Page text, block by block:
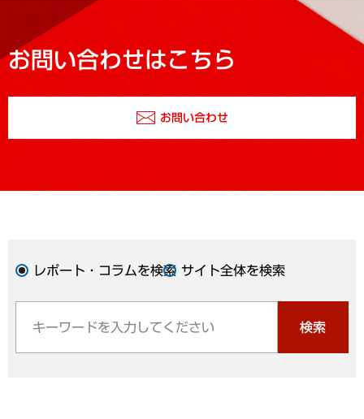
お問い合わせはこちら
お問い合わせ
レポート・コラムを検索 サイト全体を検索
検索